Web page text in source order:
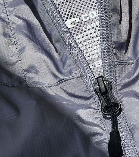
XL 25” 30”
XXL 27” 31”